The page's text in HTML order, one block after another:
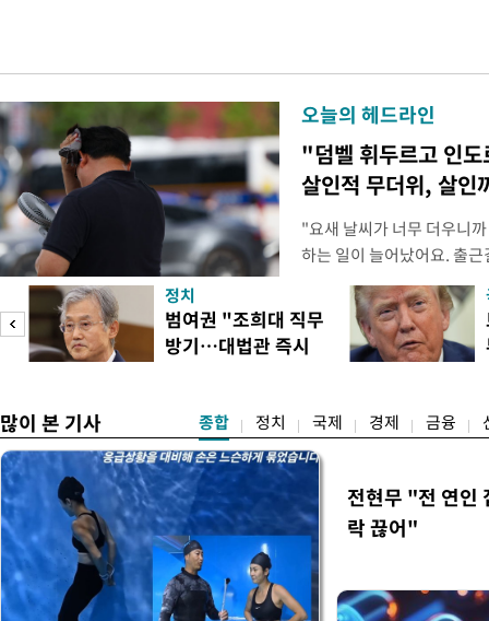
오늘의 헤드라인
"덤벨 휘두르고 인도
살인적 무더위, 살인
"요새 날씨가 너무 더우니
하는 일이 늘어났어요. 출
거나, 누가 길을 막고 서
(40대 직장인 A씨) 유례없
에도 쉽게 짜증을 내거나
있다. 높은 기온과 습도가
정치
범여권 "조희대 직무
방기…대법관 즉시
많이 본 기사 종합 정치 국제 경제 금융
전현무 "전 연인
락 끊어"